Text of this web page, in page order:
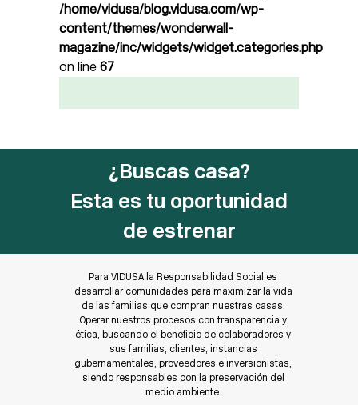
/home/vidusa/blog.vidusa.com/wp-
content/themes/wonderwall-
magazine/inc/widgets/widget.categories.php
on line 67
¿Buscas casa?
Esta es tu oportunidad
de estrenar
Para VIDUSA la Responsabilidad Social es
desarrollar comunidades para maximizar la vida
de las familias que compran nuestras casas.
Operar nuestros procesos con transparencia y
ética, buscando el beneficio de colaboradores y
sus familias, clientes, instancias
gubernamentales, proveedores e inversionistas,
siendo responsables con la preservación del
medio ambiente.